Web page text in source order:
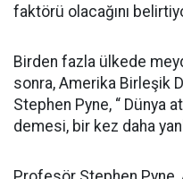
faktörü olacağını
Birden fazla ülkede
sonra, Amerika Birleşik
Stephen Pyne, “ Dünya
demesi, bir kez daha